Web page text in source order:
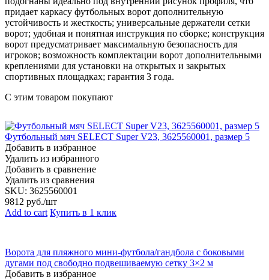
придает каркасу футбольных ворот дополнительную
устойчивость и жесткость; универсальные держатели сетки
ворот; удобная и понятная инструкция по сборке; конструкция
ворот предусматривает максимальную безопасность для
игроков; возможность комплектации ворот дополнительными
креплениями для установки на открытых и закрытых
спортивных площадках; гарантия 3 года.
С этим товаром покупают
Футбольный мяч SELECT Super V23, 3625560001, размер 5
Добавить в избранное
Удалить из избранного
Добавить в сравнение
Удалить из сравнения
SKU: 3625560001
9812 руб./шт
Add to cart Купить в 1 клик
Ворота для пляжного мини-футбола/гандбола с боковыми
дугами под свободно подвешиваемую сетку 3×2 м
Добавить в избранное